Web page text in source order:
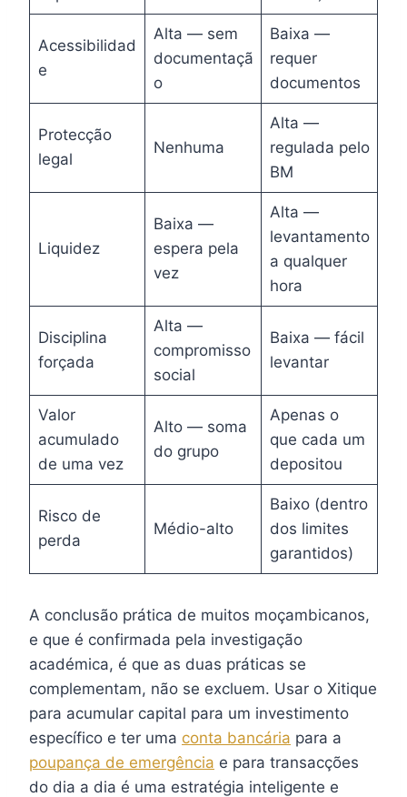
Acessibilidad
e
Alta — sem
documentaçã
o
Baixa —
requer
documentos
Protecção
legal
Nenhuma
Alta —
regulada pelo
BM
Liquidez
Baixa —
espera pela
vez
Alta —
levantamento
a qualquer
hora
Disciplina
forçada
Alta —
compromisso
social
Baixa — fácil
levantar
Valor
acumulado
de uma vez
Alto — soma
do grupo
Apenas o
que cada um
depositou
Risco de
perda
Médio-alto
Baixo (dentro
dos limites
garantidos)
A conclusão prática de muitos moçambicanos,
e que é confirmada pela investigação
académica, é que as duas práticas se
complementam, não se excluem. Usar o Xitique
para acumular capital para um investimento
específico e ter uma conta bancária para a
poupança de emergência e para transacções
do dia a dia é uma estratégia inteligente e